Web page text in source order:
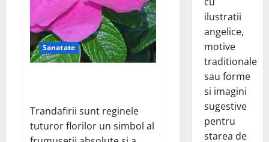
Sanatate
Trandafirii sunt reginele
tuturor florilor un simbol al
ilustratii
angelice,
motive
traditionale
sau forme
si imagini
sugestive
pentru
starea de